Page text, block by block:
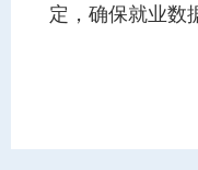
定，确保就业数